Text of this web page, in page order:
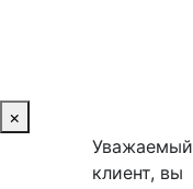
×
Уважаемый
клиент, вы